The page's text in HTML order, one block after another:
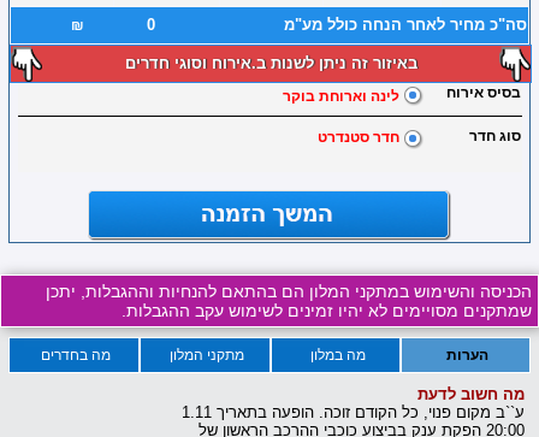
₪ סה"כ מחיר לאחר הנחה כולל מע"מ
באיזור זה ניתן לשנות ב.אירוח וסוגי חדרים
לינה וארוחת בוקר בסיס אירוח
חדר סטנדרט סוג חדר
הכניסה והשימוש במתקני המלון הם בהתאם להנחיות וההגבלות, יתכן
שמתקנים מסויימים לא יהיו זמינים לשימוש עקב ההגבלות.
מה בחדרים מתקני המלון מה במלון הערות
מה חשוב לדעת
ע``ב מקום פנוי, כל הקודם זוכה. הופעה בתאריך 1.11
20:00 הפקת ענק בביצוע כוכבי ההרכב הראשון של